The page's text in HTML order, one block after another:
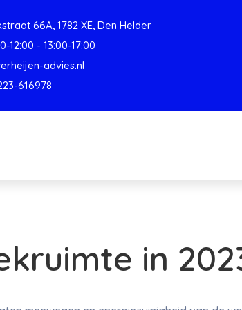
66A, 1782 XE, Den Helder
12:00 - 13:00-17:00
advies.nl
616978
in